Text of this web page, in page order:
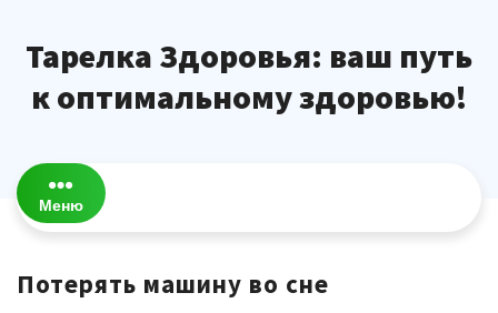
содержимому
Тарелка Здоровья: ваш путь
к оптимальному здоровью!
Меню
Потерять машину во сне